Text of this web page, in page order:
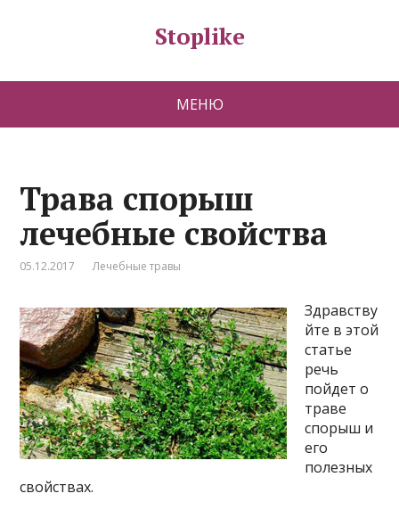
Stoplike
МЕНЮ
Трава спорыш
лечебные свойства
05.12.2017 Лечебные травы
Здравству
йте в этой
статье
речь
пойдет о
траве
спорыш и
его
полезных
свойствах.